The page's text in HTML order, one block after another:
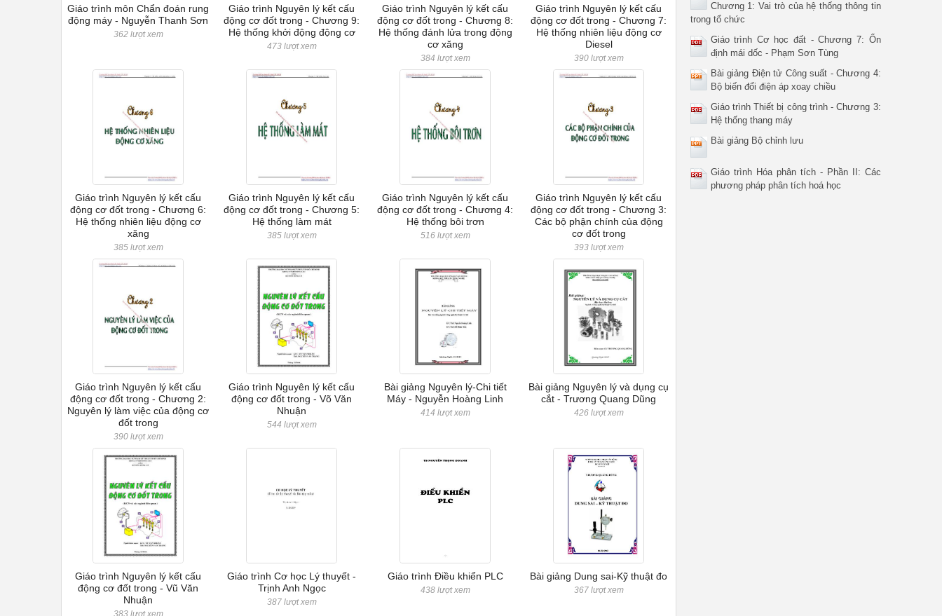
Giáo trình môn Chẩn đoán rung
động máy - Nguyễn Thanh Sơn
362 lượt xem
Giáo trình Nguyên lý kết cấu
động cơ đốt trong - Chương 9:
Hệ thống khởi động động cơ
473 lượt xem
Giáo trình Nguyên lý kết cấu
động cơ đốt trong - Chương 8:
Hệ thống đánh lửa trong động
cơ xăng
384 lượt xem
Giáo trình Nguyên lý kết cấu
động cơ đốt trong - Chương 7:
Hệ thống nhiên liệu động cơ
Diesel
390 lượt xem
Giáo trình Nguyên lý kết cấu
động cơ đốt trong - Chương 6:
Hệ thống nhiên liệu động cơ
xăng
385 lượt xem
Giáo trình Nguyên lý kết cấu
động cơ đốt trong - Chương 5:
Hệ thống làm mát
385 lượt xem
Giáo trình Nguyên lý kết cấu
động cơ đốt trong - Chương 4:
Hệ thống bôi trơn
516 lượt xem
Giáo trình Nguyên lý kết cấu
động cơ đốt trong - Chương 3:
Các bộ phận chính của động
cơ đốt trong
393 lượt xem
Giáo trình Nguyên lý kết cấu
động cơ đốt trong - Chương 2:
Nguyên lý làm việc của động cơ
đốt trong
390 lượt xem
Giáo trình Nguyên lý kết cấu
động cơ đốt trong - Võ Văn
Nhuận
544 lượt xem
Bài giảng Nguyên lý-Chi tiết
Máy - Nguyễn Hoàng Linh
414 lượt xem
Bài giảng Nguyên lý và dụng cụ
cắt - Trương Quang Dũng
426 lượt xem
Giáo trình Nguyên lý kết cấu
động cơ đốt trong - Vũ Văn
Nhuận
383 lượt xem
Giáo trình Cơ học Lý thuyết -
Trịnh Anh Ngọc
387 lượt xem
Giáo trình Điều khiển PLC
438 lượt xem
Bài giảng Dung sai-Kỹ thuật đo
367 lượt xem
Chương 1: Vai trò của hệ thống thông tin
trong tổ chức
Giáo trình Cơ học đất - Chương 7: Ổn
định mái dốc - Phạm Sơn Tùng
Bài giảng Điện tử Công suất - Chương 4:
Bộ biến đổi điện áp xoay chiều
Giáo trình Thiết bị công trình - Chương 3:
Hệ thống thang máy
Bài giảng Bộ chỉnh lưu
Giáo trình Hóa phân tích - Phần II: Các
phương pháp phân tích hoá học